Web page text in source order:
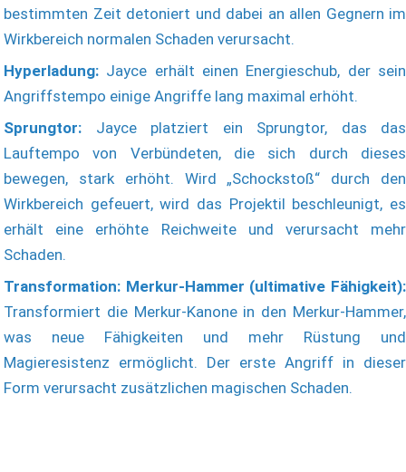
bestimmten Zeit detoniert und dabei an allen Gegnern im
Wirkbereich normalen Schaden verursacht.
Hyperladung: Jayce erhält einen Energieschub, der sein
Angriffstempo einige Angriffe lang maximal erhöht.
Sprungtor: Jayce platziert ein Sprungtor, das das
Lauftempo von Verbündeten, die sich durch dieses
bewegen, stark erhöht. Wird „Schockstoß“ durch den
Wirkbereich gefeuert, wird das Projektil beschleunigt, es
erhält eine erhöhte Reichweite und verursacht mehr
Schaden.
Transformation: Merkur-Hammer (ultimative Fähigkeit):
Transformiert die Merkur-Kanone in den Merkur-Hammer,
was neue Fähigkeiten und mehr Rüstung und
Magieresistenz ermöglicht. Der erste Angriff in dieser
Form verursacht zusätzlichen magischen Schaden.